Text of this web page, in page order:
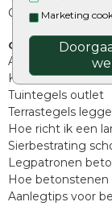
Marketing
Oprit tegels
Overig
Aanbiedingen
Kunstgras
Tuintegels outlet
Terrastegels
Hoe richt ik een
Sierbestrating
Legpatronen
Hoe
Aanlegtips voor